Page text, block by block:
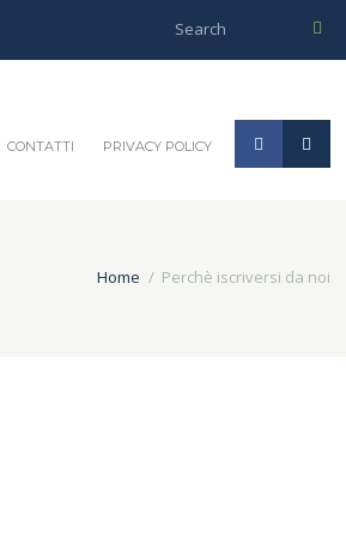
CONTATTI PRIVACY POLICY
Home Perchè iscriversi da noi